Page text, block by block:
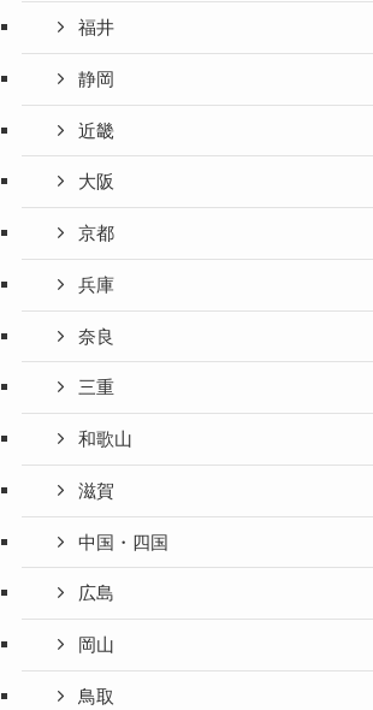
福井
静岡
近畿
大阪
京都
兵庫
奈良
三重
和歌山
滋賀
中国・四国
広島
岡山
鳥取